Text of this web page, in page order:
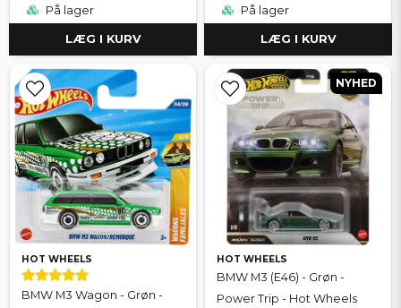
På lager
LÆG I KURV
På lager
LÆG I KURV
HOT WHEELS
BMW M3 Wagon - Grøn -
HOT WHEELS
BMW M3 (E46) - Grøn -
Power Trip - Hot Wheels
NYHED